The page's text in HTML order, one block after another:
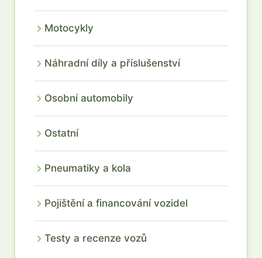
Motocykly
Náhradní díly a příslušenství
Osobní automobily
Ostatní
Pneumatiky a kola
Pojištění a financování vozidel
Testy a recenze vozů